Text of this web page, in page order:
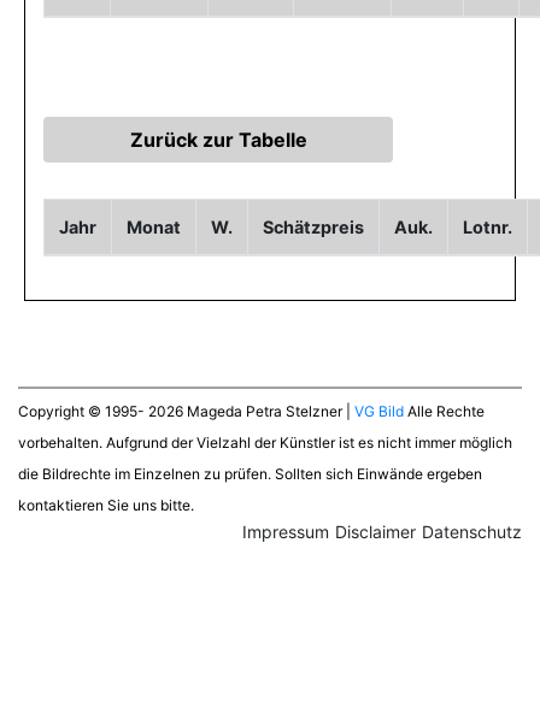
Jahr Monat W. Schätzpreis Auk. Lotnr.
Copyright © 1995- 2026 Mageda Petra Stelzner | VG Bild Alle Rechte
vorbehalten. Aufgrund der Vielzahl der Künstler ist es nicht immer möglich
die Bildrechte im Einzelnen zu prüfen. Sollten sich Einwände ergeben
kontaktieren Sie uns bitte.
Datenschutz
Disclaimer
Impressum